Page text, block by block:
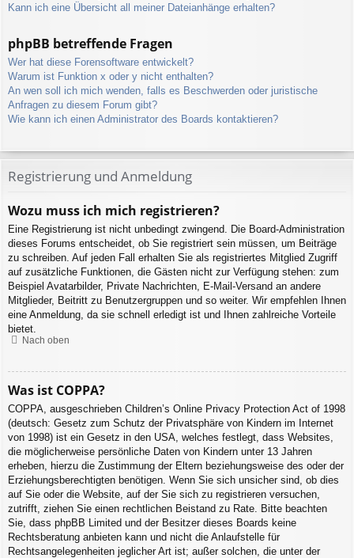
Kann ich eine Übersicht all meiner Dateianhänge erhalten?
phpBB betreffende Fragen
Wer hat diese Forensoftware entwickelt?
Warum ist Funktion x oder y nicht enthalten?
An wen soll ich mich wenden, falls es Beschwerden oder juristische
Anfragen zu diesem Forum gibt?
Wie kann ich einen Administrator des Boards kontaktieren?
Registrierung und Anmeldung
Wozu muss ich mich registrieren?
Eine Registrierung ist nicht unbedingt zwingend. Die Board-Administration
dieses Forums entscheidet, ob Sie registriert sein müssen, um Beiträge
zu schreiben. Auf jeden Fall erhalten Sie als registriertes Mitglied Zugriff
auf zusätzliche Funktionen, die Gästen nicht zur Verfügung stehen: zum
Beispiel Avatarbilder, Private Nachrichten, E-Mail-Versand an andere
Mitglieder, Beitritt zu Benutzergruppen und so weiter. Wir empfehlen Ihnen
eine Anmeldung, da sie schnell erledigt ist und Ihnen zahlreiche Vorteile
bietet.
Nach oben
Was ist COPPA?
COPPA, ausgeschrieben Children’s Online Privacy Protection Act of 1998
(deutsch: Gesetz zum Schutz der Privatsphäre von Kindern im Internet
von 1998) ist ein Gesetz in den USA, welches festlegt, dass Websites,
die möglicherweise persönliche Daten von Kindern unter 13 Jahren
erheben, hierzu die Zustimmung der Eltern beziehungsweise des oder der
Erziehungsberechtigten benötigen. Wenn Sie sich unsicher sind, ob dies
auf Sie oder die Website, auf der Sie sich zu registrieren versuchen,
zutrifft, ziehen Sie einen rechtlichen Beistand zu Rate. Bitte beachten
Sie, dass phpBB Limited und der Besitzer dieses Boards keine
Rechtsberatung anbieten kann und nicht die Anlaufstelle für
Rechtsangelegenheiten jeglicher Art ist; außer solchen, die unter der